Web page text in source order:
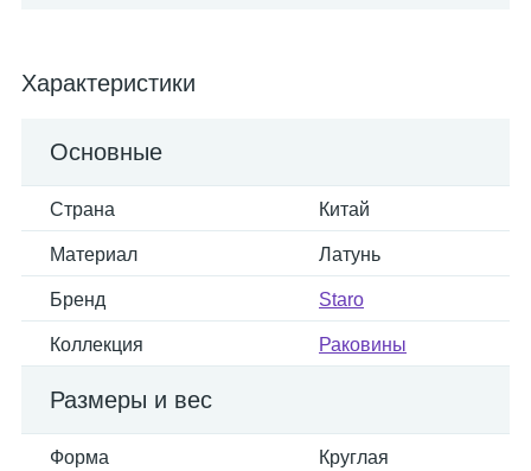
Характеристики
Основные
Страна Китай
Материал Латунь
Бренд Staro
Коллекция Раковины
Размеры и вес
Форма Круглая